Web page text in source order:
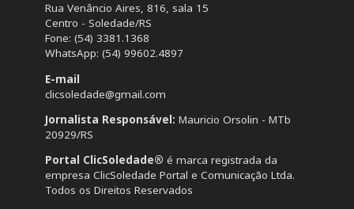
Rua Venâncio Aires, 816, sala 15
Centro - Soledade/RS
Fone: (54) 3381.1368
WhatsApp: (54) 99602.4897
E-mail
clicsoledade@gmail.com
Jornalista Responsável: Mauricio Orsolin - MTb
20929/RS
Portal ClicSoledade® é marca registrada da
empresa ClicSoledade Portal e Comunicação Ltda.
Todos os Direitos Reservados